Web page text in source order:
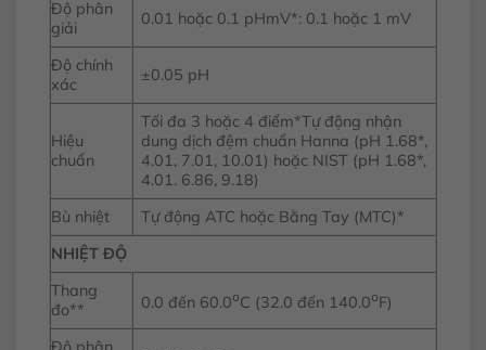
Độ phân
giải
0.01 hoặc 0.1 pHmV*: 0.1 hoặc 1 mV
Độ chính
xác
±0.05 pH
Hiệu
chuẩn
Tối đa 3 hoặc 4 điểm*Tự động nhận
dung dịch đệm chuẩn Hanna (pH 1.68*,
4.01, 7.01, 10.01) hoặc NIST (pH 1.68*,
4.01. 6.86, 9.18)
Bù nhiệt
Tự động ATC hoặc Bằng Tay (MTC)*
NHIỆT ĐỘ
Thang
đo**
0.0 đến 60.0oC (32.0 đến 140.0oF)